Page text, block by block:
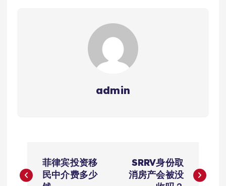
admin
章
菲律宾投资移
民中介费多少
SRRV身份取
消房产会被没